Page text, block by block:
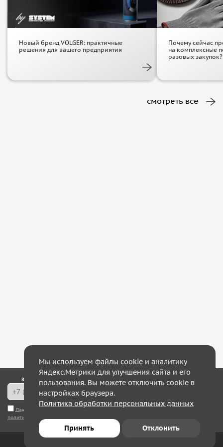
Новый бренд VOLGER: практичные
решения для вашего предприятия
Почему сейчас
на комплексные
разовых закупок?
смотреть все
Закажите обратный звонок — в течение 10 минут мы с Вами свяжемся!
Даю согласие на обработку моих персональных данных
политикой конфиденциальности
Мы используем файлы cookie и аналитику
Яндекс.Метрики для улучшения сайта и его
пользования. Вы можете отключить cookie в
настройках браузера.
Политика обработки персональных данных
Принять Отклонить